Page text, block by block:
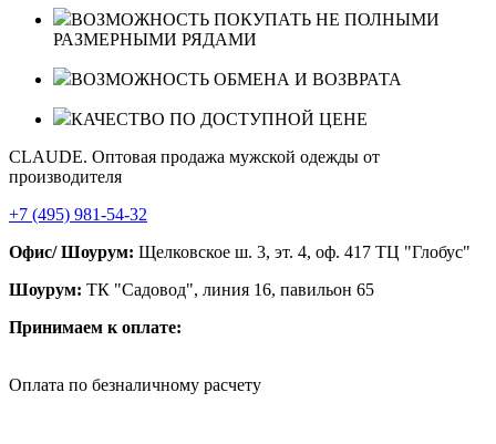
ВОЗМОЖНОСТЬ ПОКУПАТЬ НЕ ПОЛНЫМИ
РАЗМЕРНЫМИ РЯДАМИ
ВОЗМОЖНОСТЬ ОБМЕНА И ВОЗВРАТА
КАЧЕСТВО ПО ДОСТУПНОЙ ЦЕНЕ
CLAUDE. Оптовая продажа мужской одежды от
производителя
+7 (495) 981-54-32
Офис/ Шоурум: Щелковское ш. 3, эт. 4, оф. 417 ТЦ "Глобус"
Шоурум: ТК "Садовод", линия 16, павильон 65
Принимаем к оплате:
Оплата по безналичному расчету